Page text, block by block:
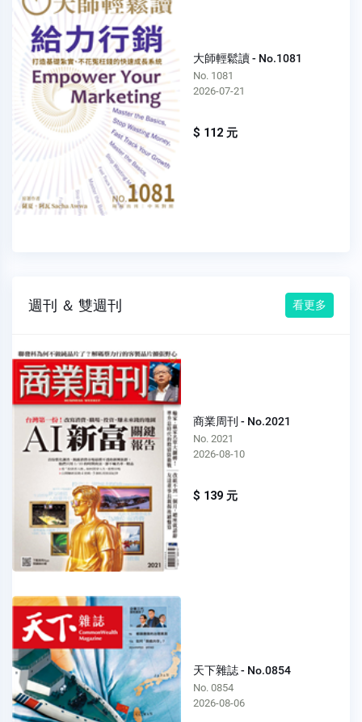
大師輕鬆讀 - No.1081
No. 1081
2026-07-21
$ 112 元
週刊 ＆ 雙週刊 看更多
商業周刊 - No.2021
No. 2021
2026-08-10
$ 139 元
天下雜誌 - No.0854
No. 0854
2026-08-06